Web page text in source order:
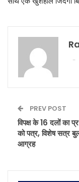
PREV POST
विपक्ष के 16 दलों का
को पत्र, विशेष सत्र
आग्रह